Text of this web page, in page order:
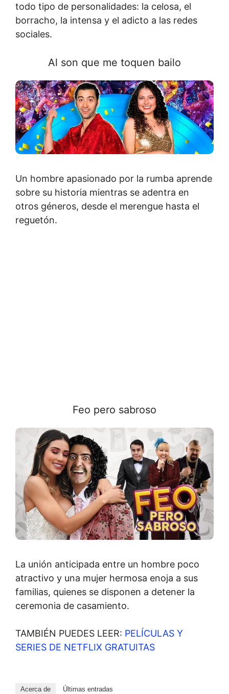
todo tipo de personalidades: la celosa, el
borracho, la intensa y el adicto a las redes
sociales.
Al son que me toquen bailo
Un hombre apasionado por la rumba aprende
sobre su historia mientras se adentra en
otros géneros, desde el merengue hasta el
reguetón.
Feo pero sabroso
La unión anticipada entre un hombre poco
atractivo y una mujer hermosa enoja a sus
familias, quienes se disponen a detener la
ceremonia de casamiento.
TAMBIÉN PUEDES LEER: PELÍCULAS Y
SERIES DE NETFLIX GRATUITAS
Acerca de Últimas entradas